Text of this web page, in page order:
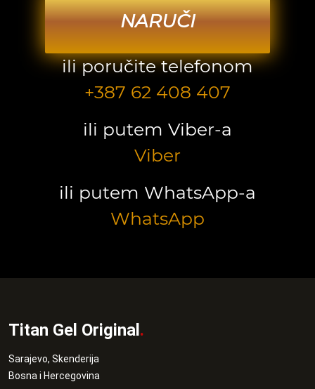
NARUČI
ili poručite telefonom
+387 62 408 407
ili putem Viber-a
Viber
ili putem WhatsApp-a
WhatsApp
Titan Gel Original.
Sarajevo, Skenderija
Bosna i Hercegovina